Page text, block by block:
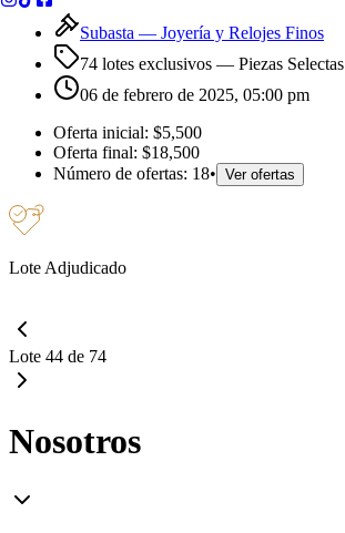
Subasta — Joyería y Relojes Finos
74 lotes exclusivos — Piezas Selectas
06 de febrero de 2025, 05:00 pm
Oferta inicial: $5,500
Oferta final: $18,500
Número de ofertas: 18• Ver ofertas
Lote Adjudicado
Lote 44 de 74
Nosotros